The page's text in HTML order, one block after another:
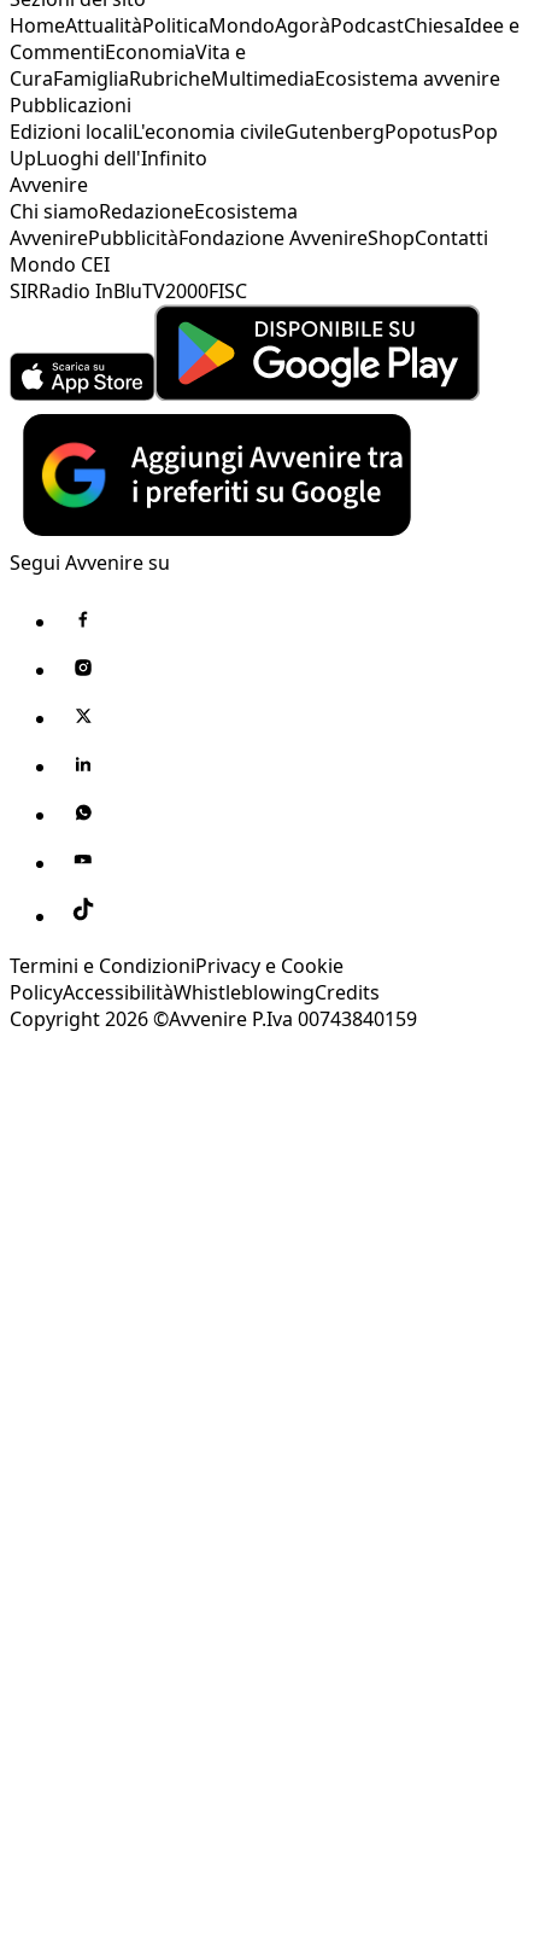
HomeAttualitàPoliticaMondoAgoràPodcastChiesaIdee e
CommentiEconomiaVita e
CuraFamigliaRubricheMultimediaEcosistema avvenire
Pubblicazioni
Edizioni localiL'economia civileGutenbergPopotusPop
UpLuoghi dell'Infinito
Avvenire
Chi siamoRedazioneEcosistema
AvvenirePubblicitàFondazione AvvenireShopContatti
Mondo CEI
SIRRadio InBluTV2000FISC
Segui Avvenire su
Termini e CondizioniPrivacy e Cookie
PolicyAccessibilitàWhistleblowingCredits
Copyright 2026 ©Avvenire P.Iva 00743840159